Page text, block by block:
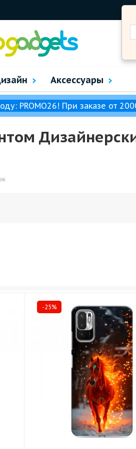
Аксессуары
PROMO26! При заказе от
-25%